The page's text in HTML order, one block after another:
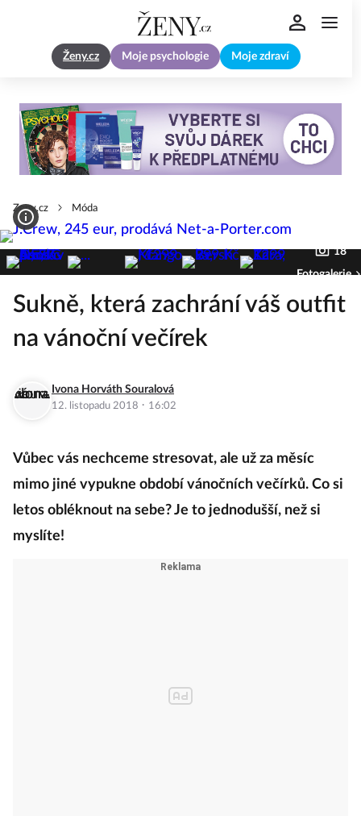
Ženy.cz Moje psychologie Moje zdraví
Zeny.cz Móda
18
Fotogalerie
Sukně, která zachrání váš outfit
na vánoční večírek
Ivona Horváth Souralová
12. listopadu 2018 · 16:02
Vůbec vás nechceme stresovat, ale už za měsíc
mimo jiné vypukne období vánočních večírků. Co si
letos obléknout na sebe? Je to jednodušší, než si
myslíte!